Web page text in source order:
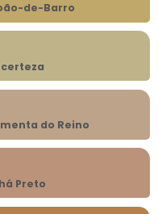
de-Barro
do Reino
Preto